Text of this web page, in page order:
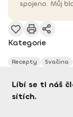
spojeno. Můj
Kategorie
Recepty Svačina
Líbí se ti náš
sítích.